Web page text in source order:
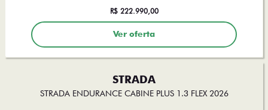
R$ 222.990,00
Ver oferta
STRADA
STRADA ENDURANCE CABINE PLUS 1.3 FLEX 2026